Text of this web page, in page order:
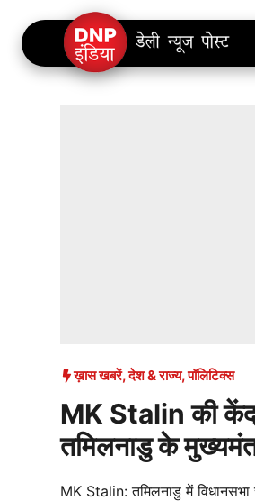
Skip
content
ख़ास खबरें,देश & राज्य,पॉलिटिक्स
MK Stalin की
तमिलनाडु के
MK Stalin: तमिलनाडु में